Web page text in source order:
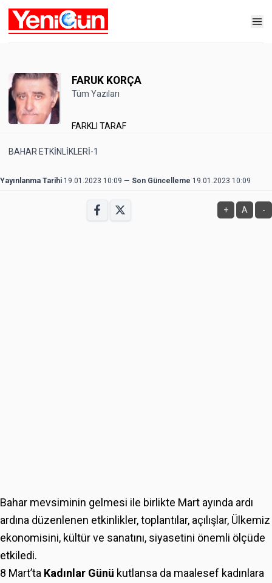
FARUK KORÇA
Tüm Yazıları
FARKLI TARAF
BAHAR ETKİNLİKLERİ-1
Yayınlanma Tarihi 19.01.2023 10:09 — Son Güncelleme 19.01.2023 10:09
+ A -
Bahar mevsiminin gelmesi ile birlikte Mart ayında ardı
ardına düzenlenen etkinlikler, toplantılar, açılışlar, Ülkemiz
ekonomisini, kültür ve sanatını, siyasetini önemli ölçüde
etkiledi.
8 Mart’ta Kadınlar Günü kutlansa da maalesef kadınlara